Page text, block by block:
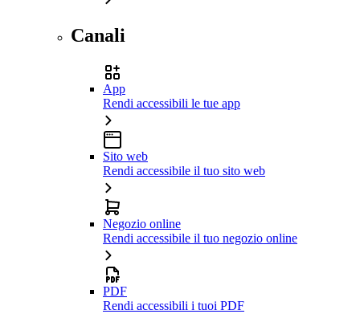
Canali
App
Rendi accessibili le tue app
Sito web
Rendi accessibile il tuo sito web
Negozio online
Rendi accessibile il tuo negozio online
PDF
Rendi accessibili i tuoi PDF